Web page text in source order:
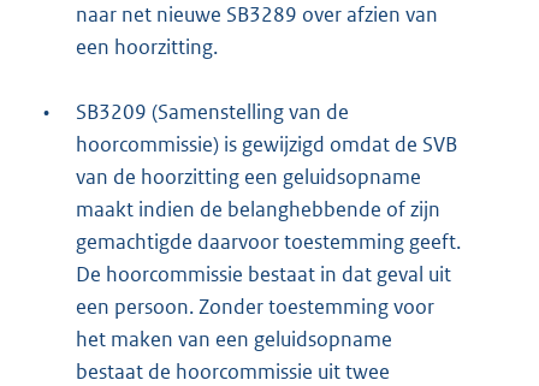
naar net nieuwe SB3289 over afzien van
een hoorzitting.
•
SB3209 (Samenstelling van de
hoorcommissie) is gewijzigd omdat de SVB
van de hoorzitting een geluidsopname
maakt indien de belanghebbende of zijn
gemachtigde daarvoor toestemming geeft.
De hoorcommissie bestaat in dat geval uit
een persoon. Zonder toestemming voor
het maken van een geluidsopname
bestaat de hoorcommissie uit twee